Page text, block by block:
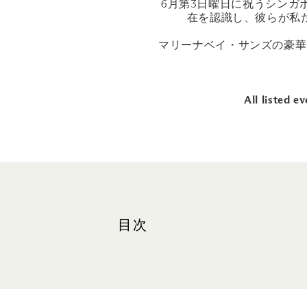
6月第3日曜日に祝うシンガ
在を認識し、彼らが私
マリーナベイ・サンズの豪
All listed
目次